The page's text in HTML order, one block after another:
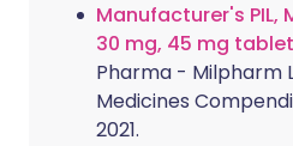
Manufacturer's PIL,
30 mg, 45 mg
Pharma - Milpharm
Medicines
2021.